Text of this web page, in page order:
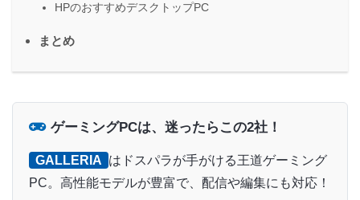
HPのおすすめデスクトップPC
まとめ
ゲーミングPCは、迷ったらこの2社！
GALLERIA はドスパラが手がける王道ゲーミング
PC。高性能モデルが豊富で、配信や編集にも対応！